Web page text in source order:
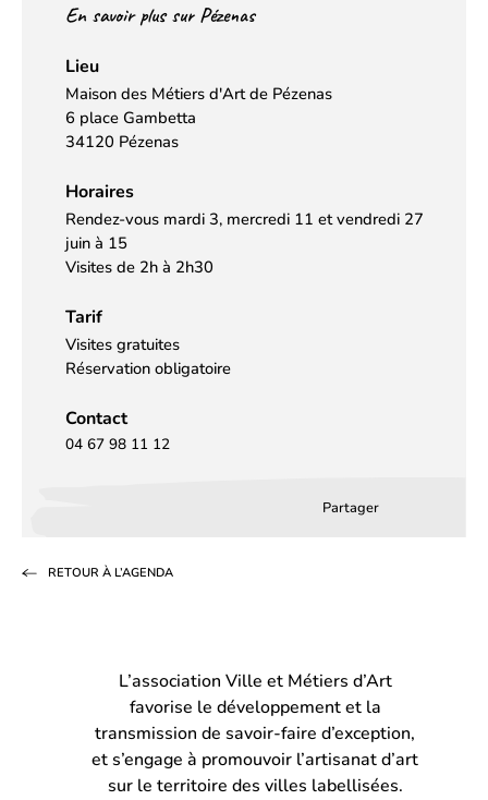
En savoir plus sur Pézenas
Lieu
Maison des Métiers d'Art de Pézenas
6 place Gambetta
34120 Pézenas
Horaires
Rendez-vous mardi 3, mercredi 11 et vendredi 27
juin à 15
Visites de 2h à 2h30
Tarif
Visites gratuites
Réservation obligatoire
Contact
04 67 98 11 12
Partager
un
onglet)onglet)
RETOUR À L’AGENDA
L’association Ville et Métiers d’Art
favorise le développement et la
transmission de savoir-faire d’exception,
et s’engage à promouvoir l’artisanat d’art
sur le territoire des villes labellisées.